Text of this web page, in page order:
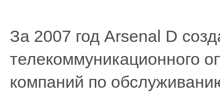
За 2007 год Arsenal D
телекоммуникационного
компаний по